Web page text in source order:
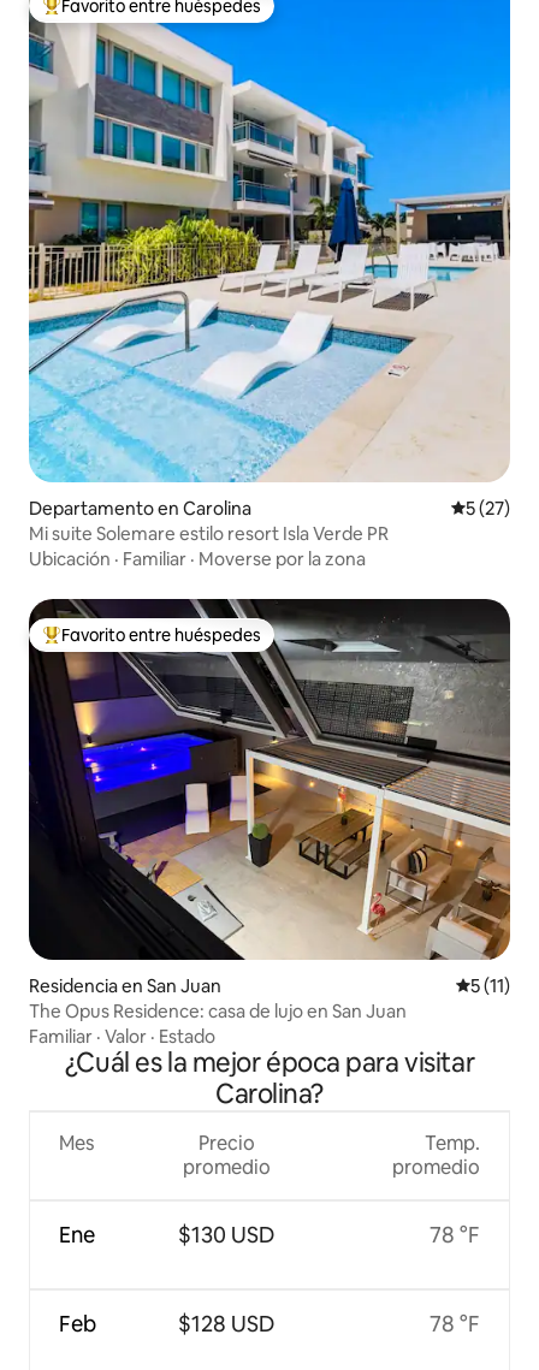
De los mejores en Favorito entre huéspedes
Favorito entre huéspedes
Departamento en Carolina
5 (27)
Mi suite Solemare estilo resort Isla Verde PR
Ubicación · Familiar · Moverse por la zona
De los mejores en Favorito entre huéspedes
Favorito entre huéspedes
Residencia en San Juan
5 (11)
The Opus Residence: casa de lujo en San Juan
Familiar · Valor · Estado
¿Cuál es la mejor época para visitar
Carolina?
Mes
Ene
Feb
Precio
promedio
$130 USD
$128 USD
Temp.
promedio
78 °F
78 °F